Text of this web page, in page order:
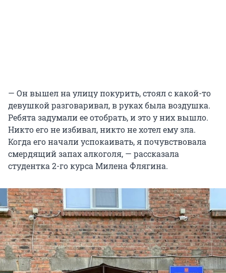
— Он вышел на улицу покурить, стоял с какой-то
девушкой разговаривал, в руках была воздушка.
Ребята задумали ее отобрать, и это у них вышло.
Никто его не избивал, никто не хотел ему зла.
Когда его начали успокаивать, я почувствовала
смердящий запах алкоголя, — рассказала
студентка 2-го курса Милена Флягина.